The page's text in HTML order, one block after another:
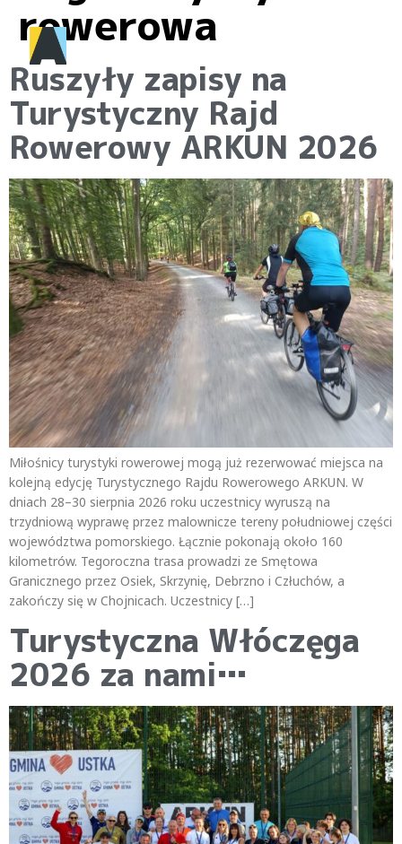
rowerowa
Ruszyły zapisy na
Turystyczny Rajd
Rowerowy ARKUN 2026
Miłośnicy turystyki rowerowej mogą już rezerwować miejsca na
kolejną edycję Turystycznego Rajdu Rowerowego ARKUN. W
dniach 28–30 sierpnia 2026 roku uczestnicy wyruszą na
trzydniową wyprawę przez malownicze tereny południowej części
województwa pomorskiego. Łącznie pokonają około 160
kilometrów. Tegoroczna trasa prowadzi ze Smętowa
Granicznego przez Osiek, Skrzynię, Debrzno i Człuchów, a
zakończy się w Chojnicach. Uczestnicy […]
Turystyczna Włóczęga
2026 za nami…